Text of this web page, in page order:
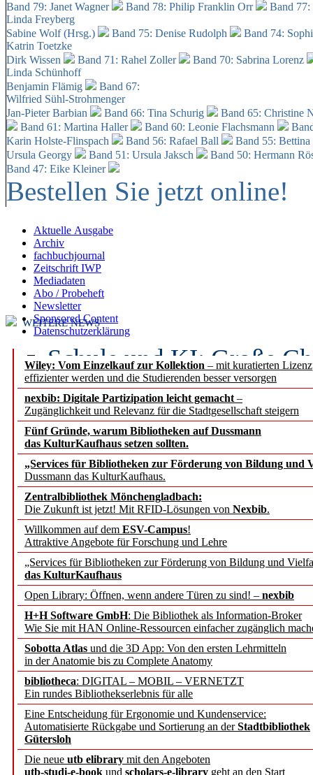
Band 79: Janet Wagner Band 78: Philip Franklin Orr
Band
Linda Freyberg
Sabine Wolf (Hrsg.)
Band 75: Denise Rudolph
Band 74:
Katrin Toetzke
Dirk Wissen
Band 71: Rahel Zoller
Band 70: Sabrina Lorenz
Linda Schünhoff
Benjamin Flämig
Band 67:
Wilfried Sühl-Strohmenger
Jan-Pieter Barbian
Band 66: Tina Schurig
Band 65: Christine
Band 61: Martina Haller
Band 60: Leonie Flachsmann
Karin Holste-Flinspach
Band 56: Rafael Ball
Band 55:
Ursula Georgy
Band 51: Ursula Jaksch Band 50: Hermann
Band 47: Eike Kleiner
Bestellen Sie jetzt online!
Aktuelle Ausgabe
Archiv
fachbuchjournal
Zeitschrift IWP
Mediadaten
Abo / Probeheft
Newsletter
Sponsored Content
Datenschutzerklärung
Wiley: Vom Einzelkauf zur Kollektion – mit kuratierten
effizienter werden und die Studierenden besser versorgen
nexbib: Digitale Partizipation leicht gemacht –
Zugänglichkeit und Relevanz für die Stadtgesellschaft steigern
Fünf Gründe, warum Bibliotheken auf Dussmann
das KulturKaufhaus setzen sollten.
„Services für Bibliotheken zur Förderung von Bildung und
Dussmann das KulturKaufhaus.
Zentralbibliothek Mönchengladbach:
Die Zukunft ist jetzt! Mit RFID-Lösungen von Nexbib.
Willkommen auf dem ESV-Campus!
Attraktive Angebote für Forschung und Lehre
„Services für Bibliotheken zur Förderung von Bildung und
das KulturKaufhaus
Open Library: Öffnen, wenn andere Türen zu sind! – nexbib
H+H Software GmbH: Die Bibliothek als Information-Broker
Wie Sie mit HAN Online-Ressourcen einfacher zugänglich
Sobotta Atlas und die 3D App: Von den ersten Lehrmitteln
in der Anatomie bis zu Complete Anatomy
bibliotheca: DIGITAL – MOBIL – VERNETZT
Ein rundes Bibliothekserlebnis für alle
Eine Entscheidung für Ergonomie und Kundenservice:
Automatisierte Rückgabe und Sortierung an derStadtbibliothek
Gütersloh
Die neue utb elibrary mit den Angeboten
utb-studi-e-book und scholars-e-library geht an den Start
WEITERE NEWS
Schule und KI: Große
Voraussetzungen
Erfolgreiches erstes
Segment Research –
angepasst
konstruktiv!
Mohr Siebeck
und die Zeitschrift für
Francke Attempto
EBSCO Information
Recherchefunktionen in
Sorbisches Institut neu
Geschichte und